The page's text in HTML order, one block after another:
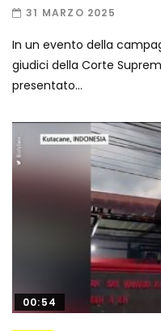
31 MARZO 2025
In un evento della
giudici della Corte
presentato...
00:54